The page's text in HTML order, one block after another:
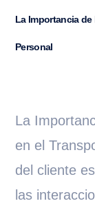
La Importancia de
Personal
La
en el
del cliente
las